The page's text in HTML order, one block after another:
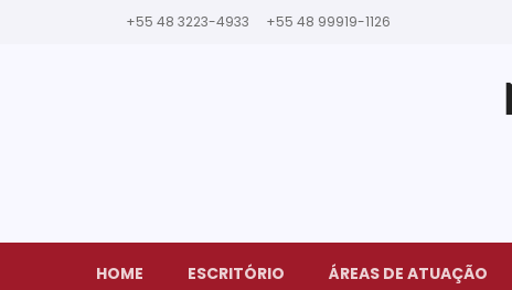
+55 48 3223-4933 +55 48 99919-1126
HOME ESCRITÓRIO ÁREAS DE ATUAÇÃO